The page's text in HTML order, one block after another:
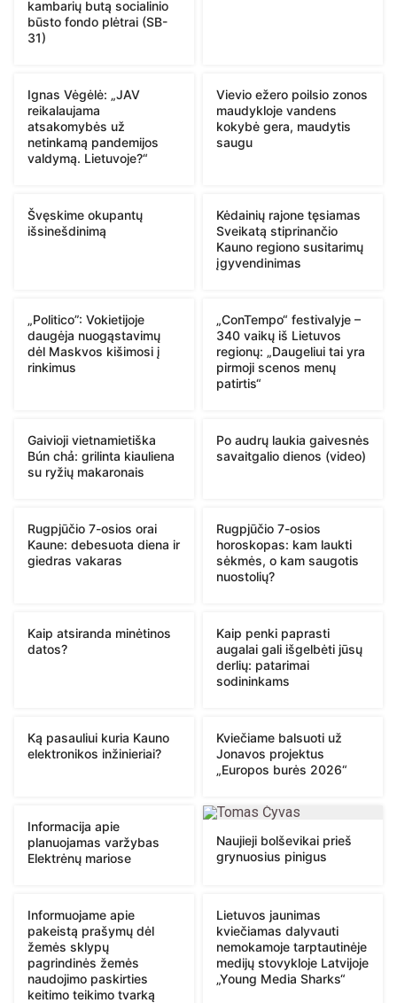
kambarių butą socialinio
būsto fondo plėtrai (SB-
31)
Ignas Vėgėlė: „JAV
reikalaujama
atsakomybės už
netinkamą pandemijos
valdymą. Lietuvoje?“
Vievio ežero poilsio zonos
maudykloje vandens
kokybė gera, maudytis
saugu
Švęskime okupantų
išsinešdinimą
Kėdainių rajone tęsiamas
Sveikatą stiprinančio
Kauno regiono susitarimų
įgyvendinimas
„Politico”: Vokietijoje
daugėja nuogąstavimų
dėl Maskvos kišimosi į
rinkimus
„ConTempo“ festivalyje –
340 vaikų iš Lietuvos
regionų: „Daugeliui tai yra
pirmoji scenos menų
patirtis“
Gaivioji vietnamietiška
Bún chả: grilinta kiauliena
su ryžių makaronais
Po audrų laukia gaivesnės
savaitgalio dienos (video)
Rugpjūčio 7-osios orai
Kaune: debesuota diena ir
giedras vakaras
Rugpjūčio 7-osios
horoskopas: kam laukti
sėkmės, o kam saugotis
nuostolių?
Kaip atsiranda minėtinos
datos?
Kaip penki paprasti
augalai gali išgelbėti jūsų
derlių: patarimai
sodininkams
Ką pasauliui kuria Kauno
elektronikos inžinieriai?
Kviečiame balsuoti už
Jonavos projektus
„Europos burės 2026“
Informacija apie
planuojamas varžybas
Elektrėnų mariose
Naujieji bolševikai prieš
grynuosius pinigus
Informuojame apie
pakeistą prašymų dėl
žemės sklypų
pagrindinės žemės
naudojimo paskirties
keitimo teikimo tvarką
Lietuvos jaunimas
kviečiamas dalyvauti
nemokamoje tarptautinėje
medijų stovykloje Latvijoje
„Young Media Sharks“